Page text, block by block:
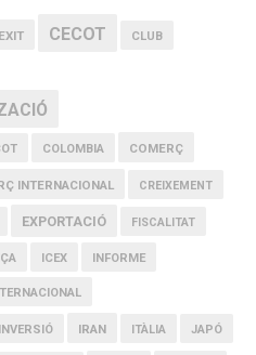
CECOT CLUB
COLOMBIA COMERÇ
INTERNACIONAL CREIXEMENT
EXPORTACIÓ FISCALITAT
ICEX INFORME
INVERSIÓ IRAN ITÀLIA JAPÓ